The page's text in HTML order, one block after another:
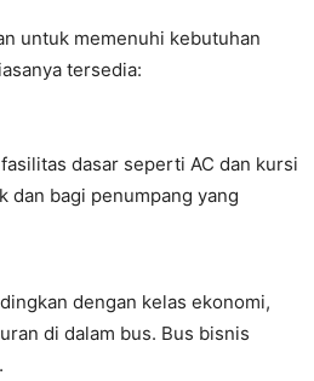
untuk memenuhi kebutuhan
tersedia:
dasar seperti AC dan kursi
dan bagi penumpang yang
dengan kelas ekonomi,
di dalam bus. Bus bisnis